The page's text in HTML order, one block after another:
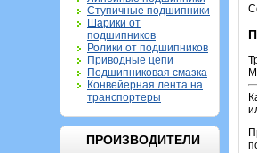
Ступичные подшипники
Шарики от
подшипников
Ролики от подшипников
Приводные цепи
Подшипниковая смазка
Конвейерная лента на
транспортеры
ПРОИЗВОДИТЕЛИ